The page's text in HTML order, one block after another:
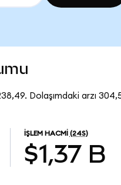
Dolaşımdaki arzı
İŞLEM HACMI (24S)
$1,37 B